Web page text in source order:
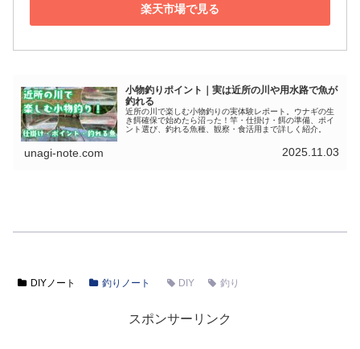
楽天市場で見る
小物釣りポイント｜実は近所の川や用水路で魚が
釣れる
近所の川で楽しむ小物釣りの実体験レポート。ウナギの生
き餌確保で始めたら沼った！竿・仕掛け・餌の準備、ポイ
ント選び、釣れる魚種、観察・食活用まで詳しく紹介。
unagi-note.com 2025.11.03
DIYノート 釣りノート DIY 釣り
スポンサーリンク